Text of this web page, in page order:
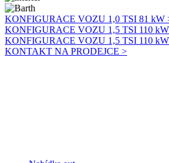
KONFIGURACE VOZU 1,0 TSI 81 kW
KONFIGURACE VOZU 1,5 TSI 110
KONFIGURACE VOZU 1,5 TSI 110
KONTAKT NA PRODEJCE >